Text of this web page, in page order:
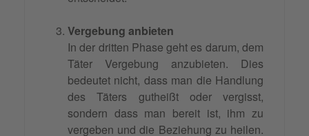
Vergebung anbieten
In der dritten Phase geht es darum, dem
Täter Vergebung anzubieten. Dies
bedeutet nicht, dass man die Handlung
des Täters gutheißt oder vergisst,
sondern dass man bereit ist, ihm zu
vergeben und die Beziehung zu heilen.